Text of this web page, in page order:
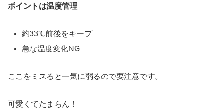
ポイントは温度管理
約33℃前後をキープ
急な温度変化NG
ここをミスると一気に弱るので要注意です。
可愛くてたまらん！